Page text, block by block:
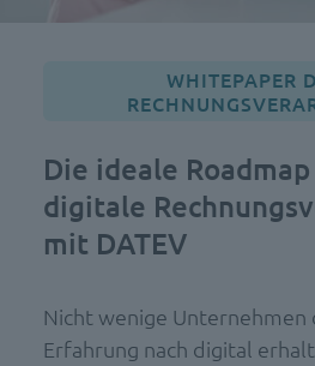
WHITEPAPER
Die ideale
digitale
mit DATEV
Nicht wenige Unternehmen
Erfahrung nach digital